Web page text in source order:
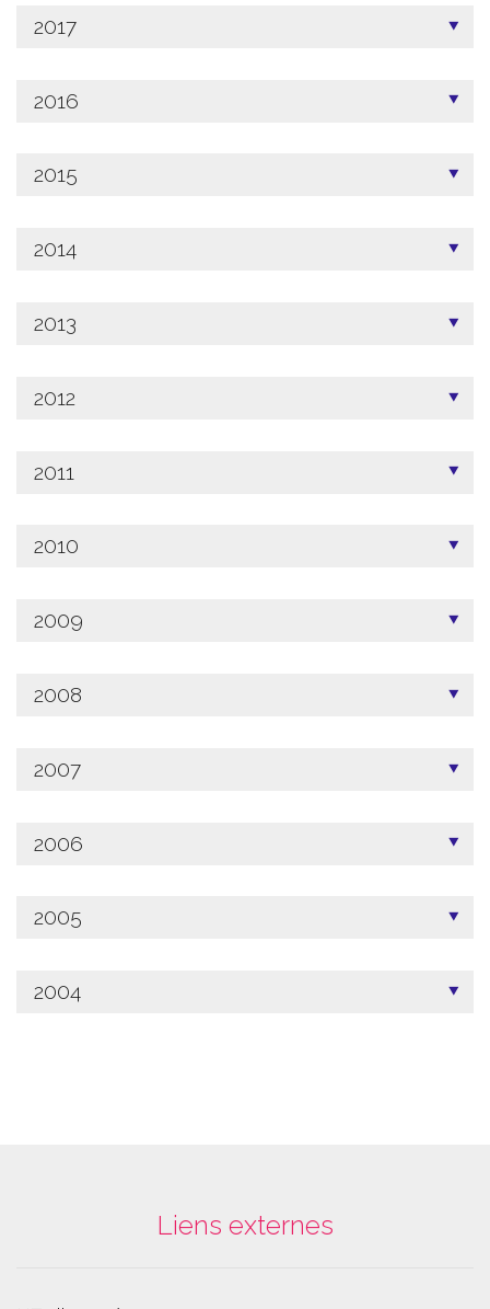
2017
2016
2015
2014
2013
2012
2011
2010
2009
2008
2007
2006
2005
2004
Liens externes